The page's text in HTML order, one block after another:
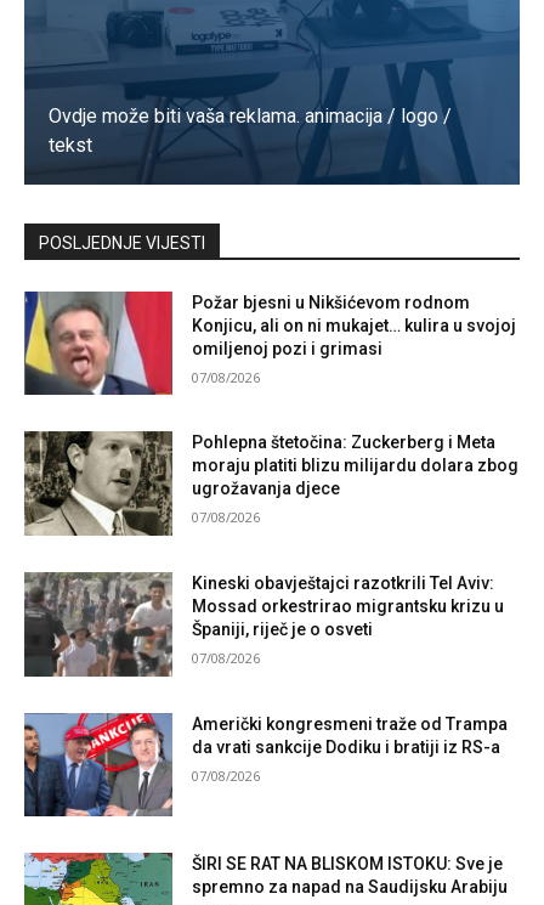
Ovdje može biti vaša reklama. animacija / logo /
tekst
Kontaktirajte nas
POSLJEDNJE VIJESTI
Požar bjesni u Nikšićevom rodnom
Konjicu, ali on ni mukajet… kulira u svojoj
omiljenoj pozi i grimasi
07/08/2026
Pohlepna štetočina: Zuckerberg i Meta
moraju platiti blizu milijardu dolara zbog
ugrožavanja djece
07/08/2026
Kineski obavještajci razotkrili Tel Aviv:
Mossad orkestrirao migrantsku krizu u
Španiji, riječ je o osveti
07/08/2026
Američki kongresmeni traže od Trampa
da vrati sankcije Dodiku i bratiji iz RS-a
07/08/2026
ŠIRI SE RAT NA BLISKOM ISTOKU: Sve je
spremno za napad na Saudijsku Arabiju